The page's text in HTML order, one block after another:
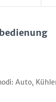
Auto,